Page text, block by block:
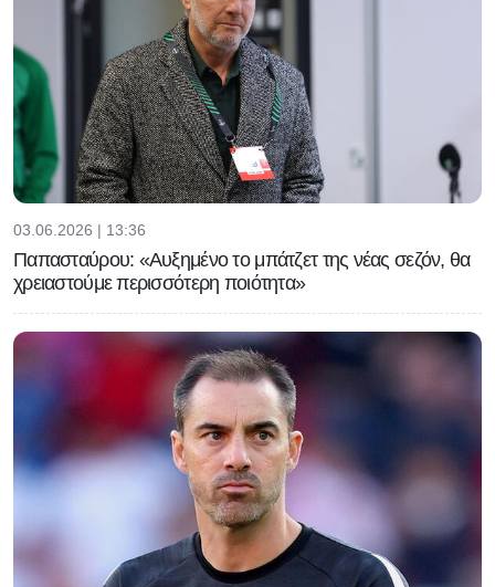
03.06.2026 | 13:36
Παπασταύρου: «Αυξημένο το μπάτζετ της νέας σεζόν, θα
χρειαστούμε περισσότερη ποιότητα»